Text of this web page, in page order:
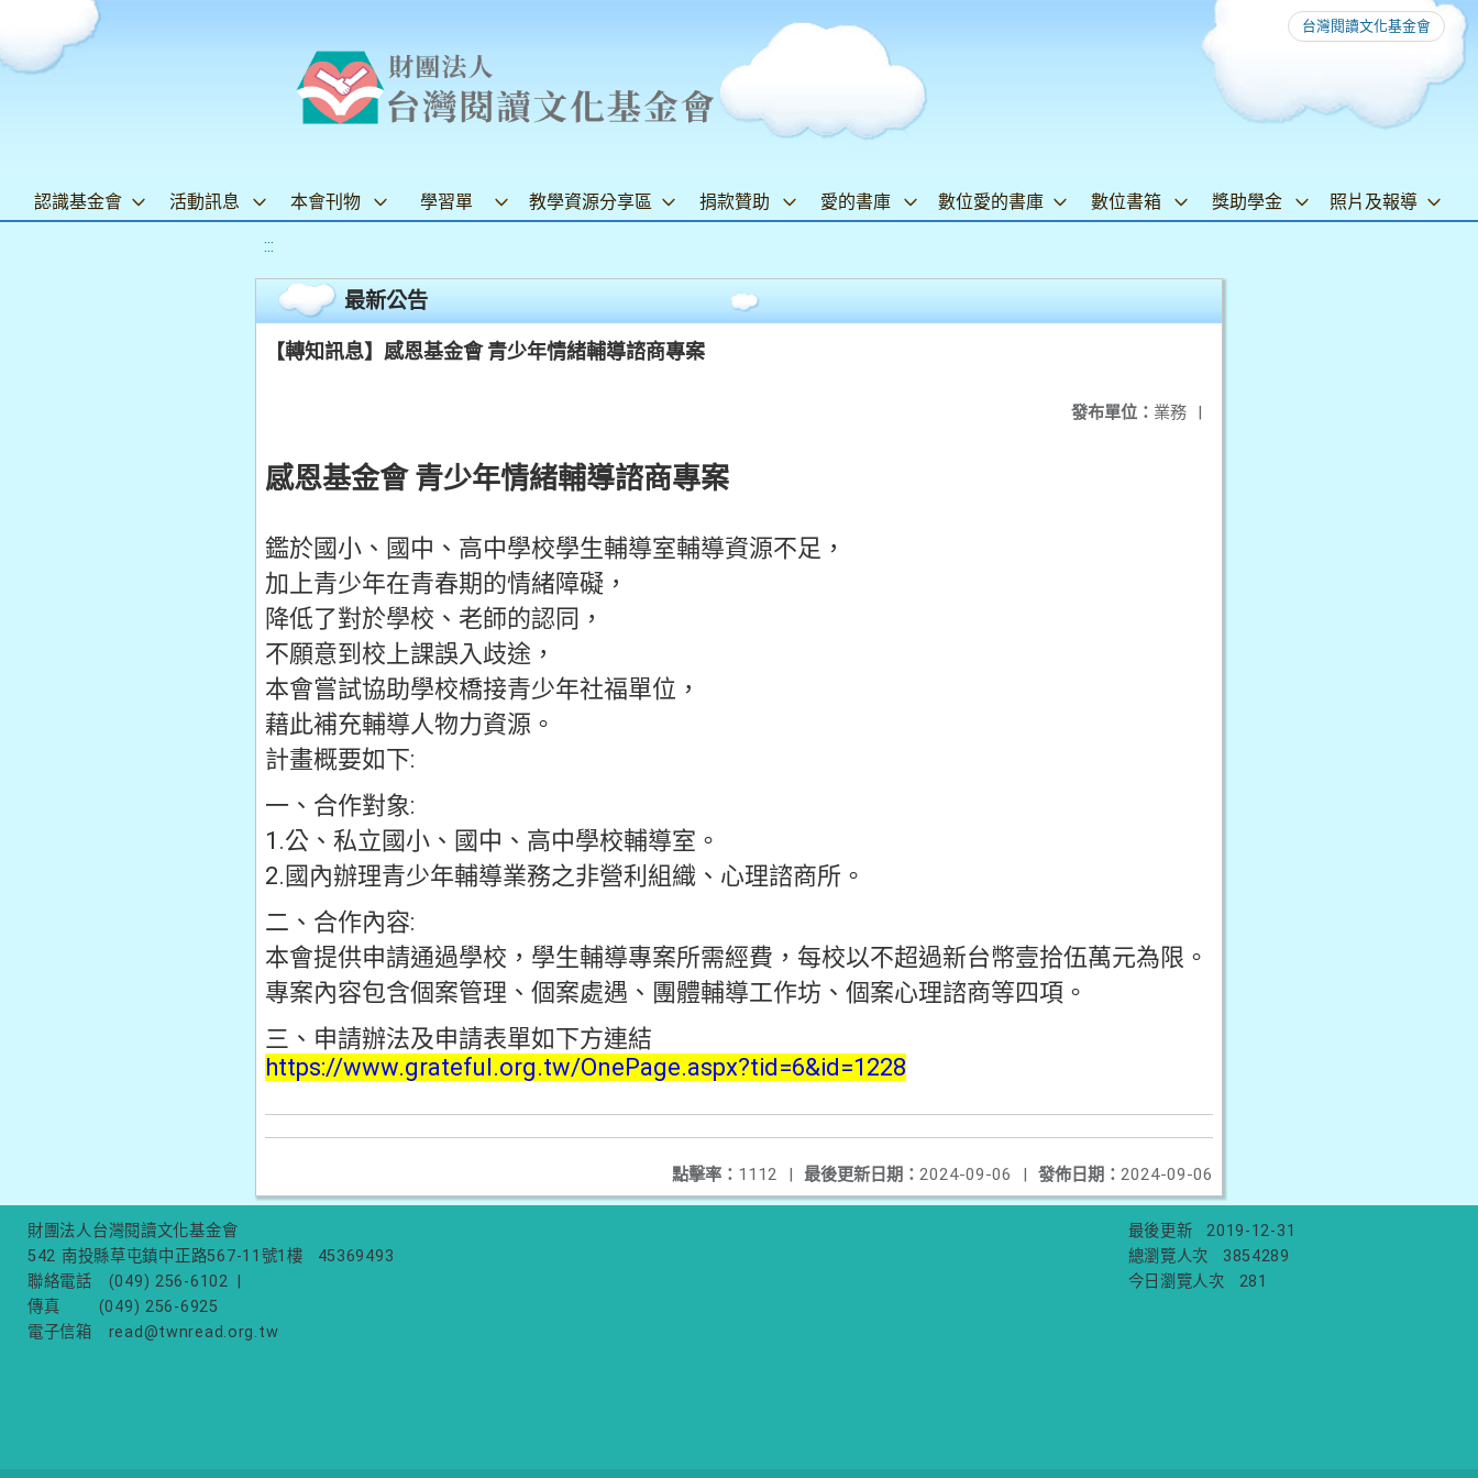
台灣閱讀文化基金會
認識基金會 活動訊息 本會刊物 學習單 教學資源分享區 捐款贊助 愛的書庫 數位愛的書庫 數位書箱 獎助學金 照片及報導
:::
最新公告
【轉知訊息】感恩基金會 青少年情緒輔導諮商專案
發布單位： 業務 |
感恩基金會 青少年情緒輔導諮商專案
鑑於國小、國中、高中學校學生輔導室輔導資源不足，
加上青少年在青春期的情緒障礙，
降低了對於學校、老師的認同，
不願意到校上課誤入歧途，
本會嘗試協助學校橋接青少年社福單位，
藉此補充輔導人物力資源。
計畫概要如下:
一、合作對象:
1.公、私立國小、國中、高中學校輔導室。
2.國內辦理青少年輔導業務之非營利組織、心理諮商所。
二、合作內容:
本會提供申請通過學校，學生輔導專案所需經費，每校以不超過新台幣壹拾伍萬元為限。
專案內容包含個案管理、個案處遇、團體輔導工作坊、個案心理諮商等四項。
三、申請辦法及申請表單如下方連結
https://www.grateful.org.tw/OnePage.aspx?tid=6&id=1228
發佈日期： 2024-09-06
最後更新日期： 2024-09-06 |
點擊率： 1112 |
財團法人台灣閱讀文化基金會
542 南投縣草屯鎮中正路567-11號1樓
45369493
聯絡電話
(049) 256-6102
傳真
(049) 256-6925
電子信箱
read@twnread.org.tw
最後更新
2019-12-31
總瀏覽人次
3854289
今日瀏覽人次
281